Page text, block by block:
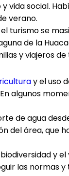
vida social.
verano.
turismo se
de la
y viajeros
y el uso
algunos
de agua
del área, que
y
las normas